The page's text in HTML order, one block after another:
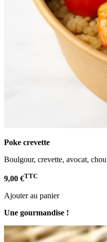
Poke crevette
Boulgour, crevette, avocat,
9,00 €TTC
Ajouter au panier
Une gourmandise !